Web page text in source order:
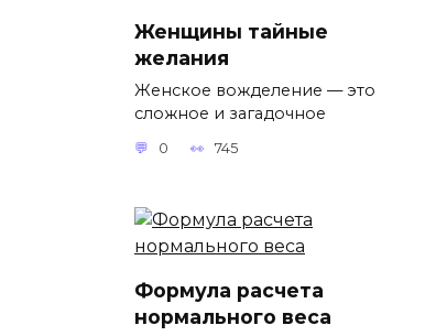
Женщины тайные
желания
Женское вожделение — это
сложное и загадочное
0 745
Формула расчета
нормального веса